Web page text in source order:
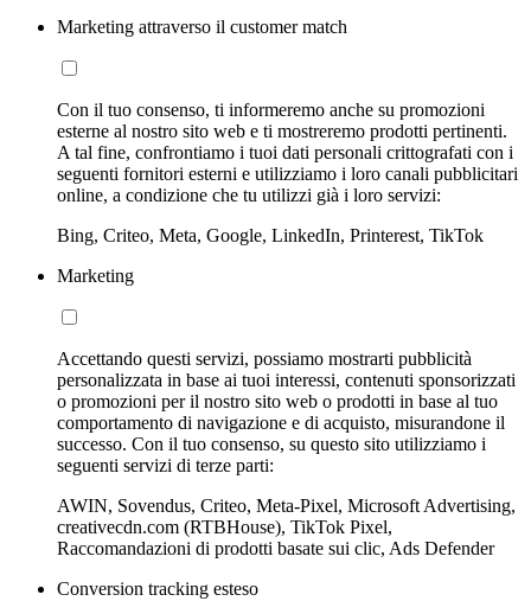
Marketing attraverso il customer match
Con il tuo consenso, ti informeremo anche su promozioni
esterne al nostro sito web e ti mostreremo prodotti pertinenti.
A tal fine, confrontiamo i tuoi dati personali crittografati con i
seguenti fornitori esterni e utilizziamo i loro canali pubblicitari
online, a condizione che tu utilizzi già i loro servizi:
Bing, Criteo, Meta, Google, LinkedIn, Printerest, TikTok
Marketing
Accettando questi servizi, possiamo mostrarti pubblicità
personalizzata in base ai tuoi interessi, contenuti sponsorizzati
o promozioni per il nostro sito web o prodotti in base al tuo
comportamento di navigazione e di acquisto, misurandone il
successo. Con il tuo consenso, su questo sito utilizziamo i
seguenti servizi di terze parti:
AWIN, Sovendus, Criteo, Meta-Pixel, Microsoft Advertising,
creativecdn.com (RTBHouse), TikTok Pixel,
Raccomandazioni di prodotti basate sui clic, Ads Defender
Conversion tracking esteso